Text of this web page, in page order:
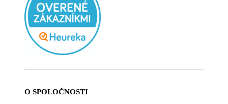
O SPOLOČNOSTI